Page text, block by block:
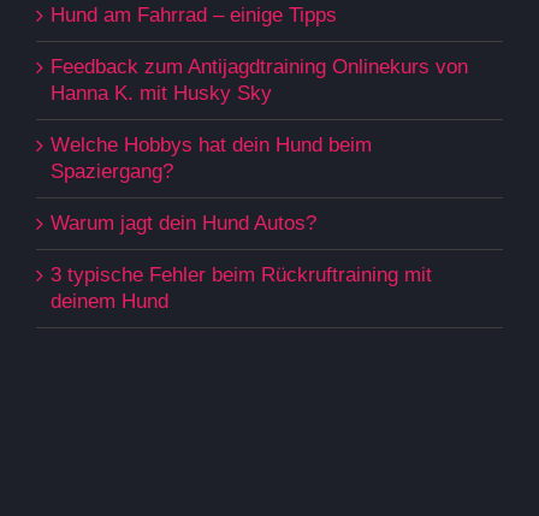
Hund am Fahrrad – einige Tipps
Feedback zum Antijagdtraining Onlinekurs von
Hanna K. mit Husky Sky
Welche Hobbys hat dein Hund beim
Spaziergang?
Warum jagt dein Hund Autos?
3 typische Fehler beim Rückruftraining mit
deinem Hund